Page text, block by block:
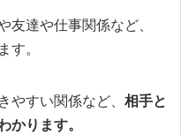
友達や仕事関係など、
す。
やすい関係など、 相手と
かります。